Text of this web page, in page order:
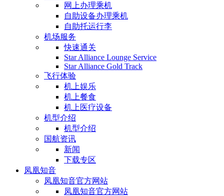
网上办理乘机
自助设备办理乘机
自助托运行李
机场服务
快速通关
Star Alliance Lounge Service
Star Alliance Gold Track
飞行体验
机上娱乐
机上餐食
机上医疗设备
机型介绍
机型介绍
国航资讯
新闻
下载专区
凤凰知音
凤凰知音官方网站
凤凰知音官方网站